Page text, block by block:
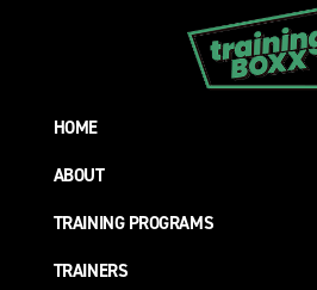
HOME
ABOUT
TRAINING PROGRAMS
TRAINERS